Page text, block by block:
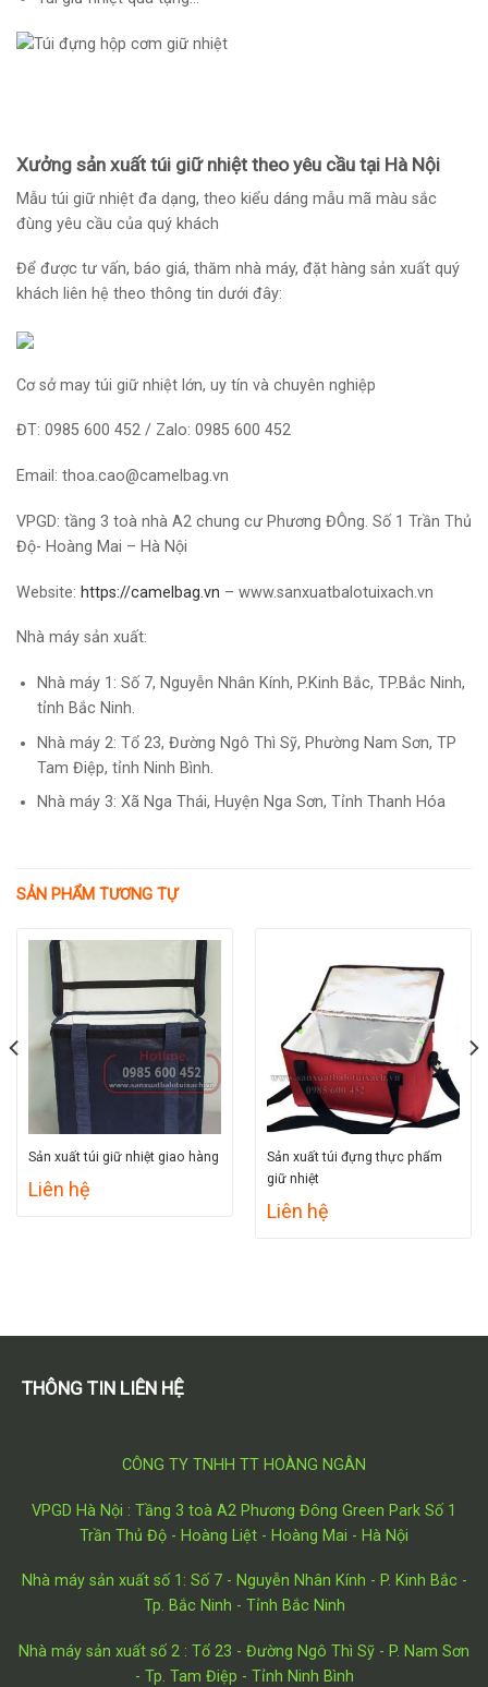
Xưởng sản xuất túi giữ nhiệt theo yêu cầu tại Hà Nội
Mẫu túi giữ nhiệt đa dạng, theo kiểu dáng mẫu mã màu sắc
đùng yêu cầu của quý khách
Để được tư vấn, báo giá, thăm nhà máy, đặt hàng sản xuất quý
khách liên hệ theo thông tin dưới đây:
Cơ sở may túi giữ nhiệt lớn, uy tín và chuyên nghiệp
ĐT: 0985 600 452 / Zalo: 0985 600 452
Email: thoa.cao@camelbag.vn
VPGD: tầng 3 toà nhà A2 chung cư Phương ĐÔng. Số 1 Trần Thủ
Độ- Hoàng Mai – Hà Nội
Website: https://camelbag.vn – www.sanxuatbalotuixach.vn
Nhà máy sản xuất:
Nhà máy 1: Số 7, Nguyễn Nhân Kính, P.Kinh Bắc, TP.Bắc Ninh,
tỉnh Bắc Ninh.
Nhà máy 2: Tổ 23, Đường Ngô Thì Sỹ, Phường Nam Sơn, TP
Tam Điệp, tỉnh Ninh Bình.
Nhà máy 3: Xã Nga Thái, Huyện Nga Sơn, Tỉnh Thanh Hóa
SẢN PHẨM TƯƠNG TỰ
Sản xuất túi giữ nhiệt giao hàng
Liên hệ
Sản xuất túi đựng thực phẩm
giữ nhiệt
Liên hệ
THÔNG TIN LIÊN HỆ
CÔNG TY TNHH TT HOÀNG NGÂN
VPGD Hà Nội : Tầng 3 toà A2 Phương Đông Green Park Số 1
Trần Thủ Độ - Hoàng Liệt - Hoàng Mai - Hà Nội
Nhà máy sản xuất số 1: Số 7 - Nguyễn Nhân Kính - P. Kinh Bắc -
Tp. Bắc Ninh - Tỉnh Bắc Ninh
Nhà máy sản xuất số 2 : Tổ 23 - Đường Ngô Thì Sỹ - P. Nam Sơn
- Tp. Tam Điệp - Tỉnh Ninh Bình